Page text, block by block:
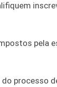
pela
processo